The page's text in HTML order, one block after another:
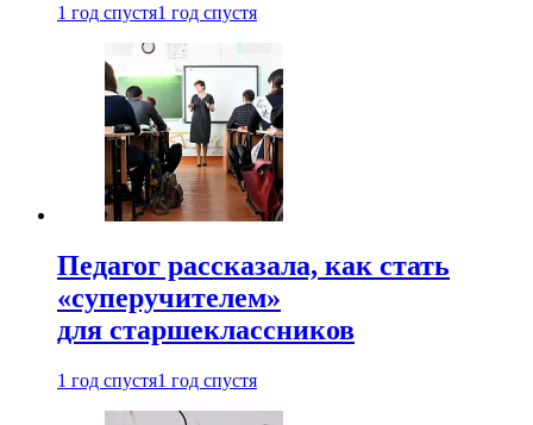
1 год спустя1 год спустя
Педагог рассказала, как стать
«суперучителем»
для старшеклассников
1 год спустя1 год спустя